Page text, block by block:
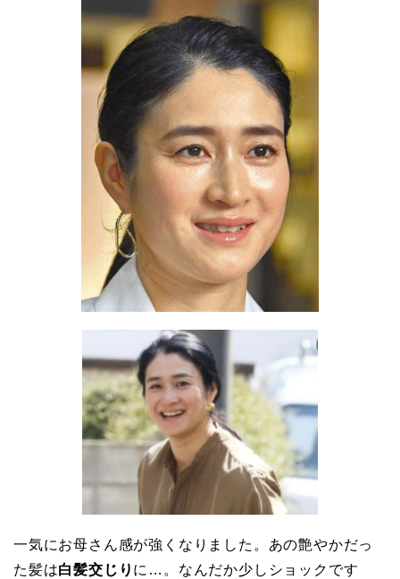
一気にお母さん感が強くなりました。あの艶やかだっ
た髪は白髪交じり に…。なんだか少しショックです